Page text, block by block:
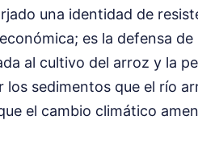
una identidad de
es la defensa
al cultivo del arroz y la
sedimentos que el río
el cambio climático